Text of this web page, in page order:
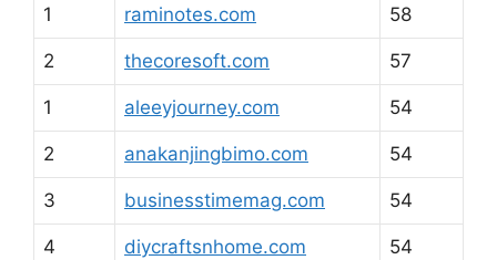
1 raminotes.com 58
2 thecoresoft.com 57
1 aleeyjourney.com 54
2 anakanjingbimo.com 54
3 businesstimemag.com 54
4 diycraftsnhome.com 54